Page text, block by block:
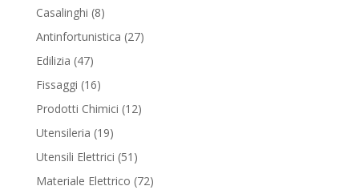
Casalinghi 88
products
Antinfortunistica 2727
Edilizia 4747
products
Fissaggi 1616
products
Prodotti Chimici 1212
Utensileria 1919
products
Utensili Elettrici 51 51
products
Materiale Elettrico 7272